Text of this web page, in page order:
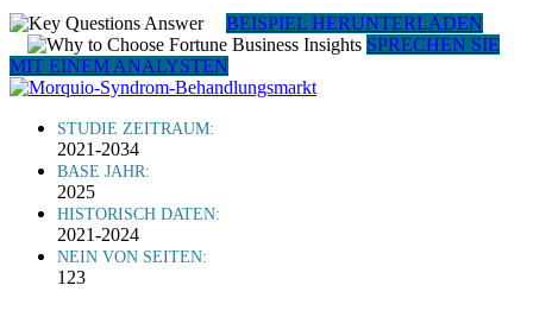
BEISPIEL HERUNTERLADEN
SPRECHEN SIE
MIT EINEM ANALYSTEN
STUDIE ZEITRAUM:
2021-2034
BASE JAHR:
2025
HISTORISCH DATEN:
2021-2024
NEIN VON SEITEN:
123